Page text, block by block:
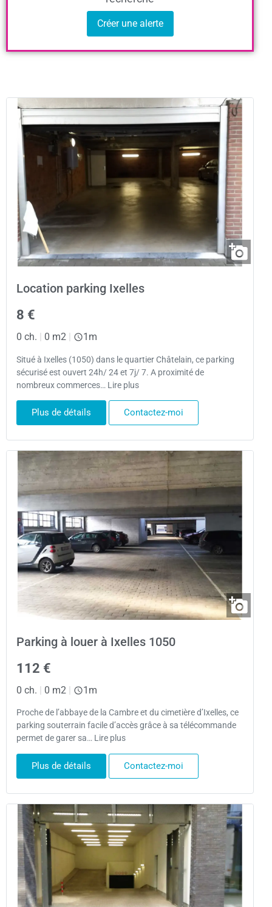
Créer une alerte
Location parking Ixelles
8 €
0 ch. 0 m2 1m
Situé à Ixelles (1050) dans le quartier Châtelain, ce parking
sécurisé est ouvert 24h/ 24 et 7j/ 7. A proximité de
nombreux commerces… Lire plus
Plus de détails Contactez-moi
Parking à louer à Ixelles 1050
112 €
0 ch. | 0 m2 | 1m
Proche de l’abbaye de la Cambre et du cimetière d’Ixelles, ce
parking souterrain facile d’accès grâce à sa télécommande
permet de garer sa… Lire plus
Plus de détails Contactez-moi